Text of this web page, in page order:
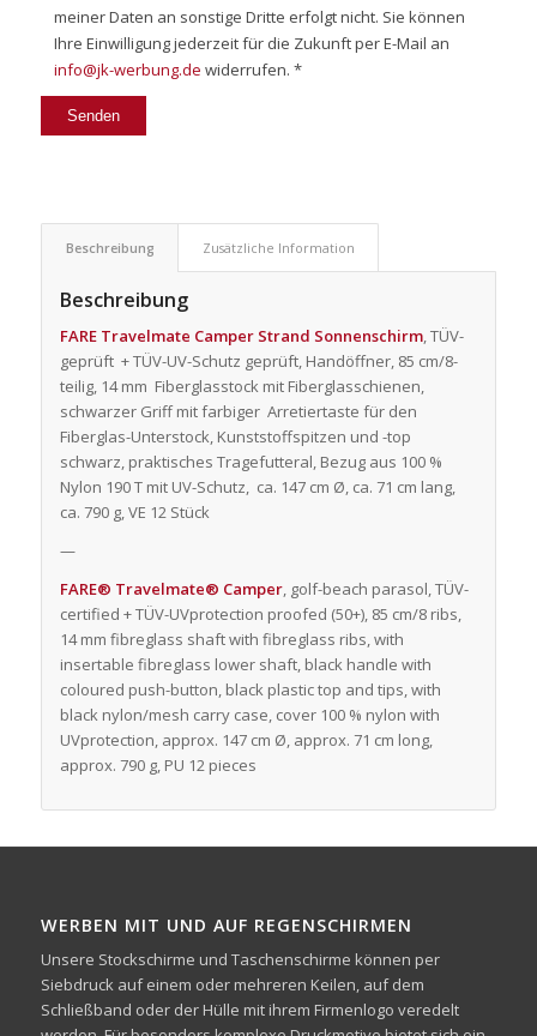
meiner Daten an sonstige Dritte erfolgt nicht. Sie können
Ihre Einwilligung jederzeit für die Zukunft per E-Mail an
info@jk-werbung.de widerrufen. *
Beschreibung Zusätzliche Information
Beschreibung
FARE Travelmate Camper Strand Sonnenschirm, TÜV-
geprüft + TÜV-UV-Schutz geprüft, Handöffner, 85 cm/8-
teilig, 14 mm Fiberglasstock mit Fiberglasschienen,
schwarzer Griff mit farbiger Arretiertaste für den
Fiberglas-Unterstock, Kunststoffspitzen und -top
schwarz, praktisches Tragefutteral, Bezug aus 100 %
Nylon 190 T mit UV-Schutz, ca. 147 cm Ø, ca. 71 cm lang,
ca. 790 g, VE 12 Stück
—
FARE® Travelmate® Camper, golf-beach parasol, TÜV-
certified + TÜV-UVprotection proofed (50+), 85 cm/8 ribs,
14 mm fibreglass shaft with fibreglass ribs, with
insertable fibreglass lower shaft, black handle with
coloured push-button, black plastic top and tips, with
black nylon/mesh carry case, cover 100 % nylon with
UVprotection, approx. 147 cm Ø, approx. 71 cm long,
approx. 790 g, PU 12 pieces
WERBEN MIT UND AUF REGENSCHIRMEN
Unsere Stockschirme und Taschenschirme können per
Siebdruck auf einem oder mehreren Keilen, auf dem
Schließband oder der Hülle mit ihrem Firmenlogo veredelt